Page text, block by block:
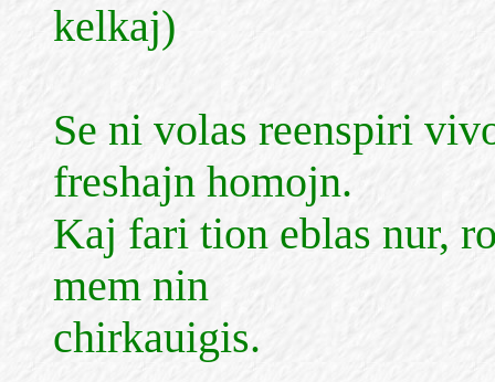
kelkaj)
Se ni volas reenspiri
freshajn homojn.
Kaj fari tion eblas nur,
mem nin
chirkauigis.